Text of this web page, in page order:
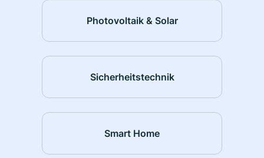
Photovoltaik & Solar
Sicherheitstechnik
Smart Home